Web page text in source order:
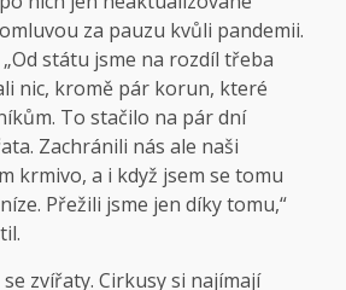
za pauzu kvůli pandemii.
státu jsme na rozdíl třeba
nic, kromě pár korun, které
To stačilo na pár dní
Zachránili nás ale naši
krmivo, a i když jsem se tomu
Přežili jsme jen díky tomu,“
zvířaty. Cirkusy si najímají